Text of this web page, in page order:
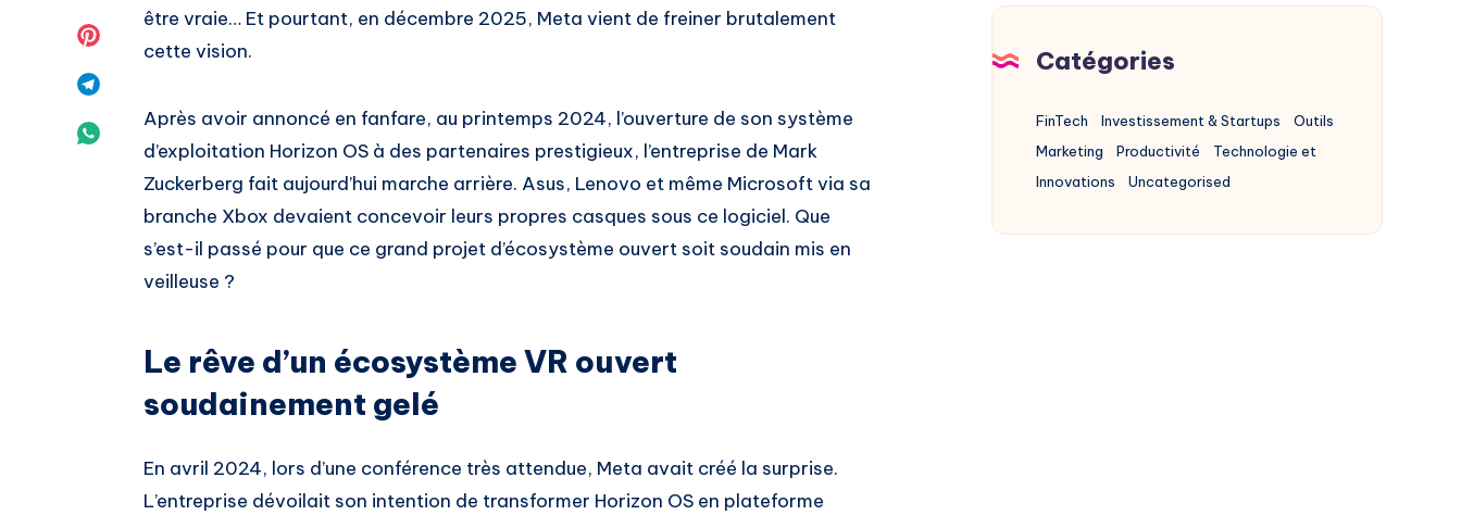
Twitter
Pinterest
Share
Whatsapp
être vraie… Et pourtant, en décembre 2025, Meta vient de freiner brutalement
cette vision.
Après avoir annoncé en fanfare, au printemps 2024, l’ouverture de son système
d’exploitation Horizon OS à des partenaires prestigieux, l’entreprise de Mark
Zuckerberg fait aujourd’hui marche arrière. Asus, Lenovo et même Microsoft via sa
branche Xbox devaient concevoir leurs propres casques sous ce logiciel. Que
s’est-il passé pour que ce grand projet d’écosystème ouvert soit soudain mis en
veilleuse ?
Le rêve d’un écosystème VR ouvert
soudainement gelé
En avril 2024, lors d’une conférence très attendue, Meta avait créé la surprise.
L’entreprise dévoilait son intention de transformer Horizon OS en plateforme
Catégories
FinTech Investissement & Startups
Outils
Marketing
Productivité
Technologie et
Innovations
Uncategorised